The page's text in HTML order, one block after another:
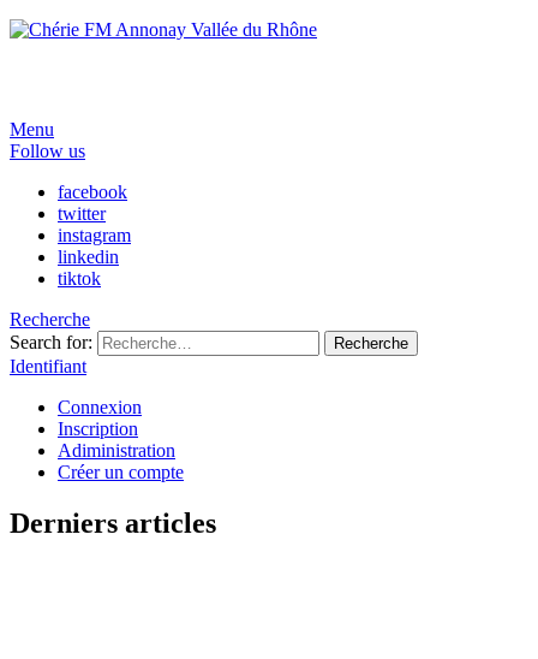
Menu
Follow us
facebook
twitter
instagram
linkedin
tiktok
Recherche
Search for:
Recherche
Identifiant
Connexion
Inscription
Adiministration
Créer un compte
Derniers articles